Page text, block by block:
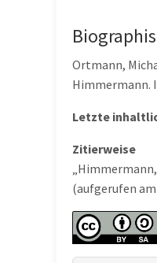
Ortmann,
Himmermann.
Letzte
Zitierweise
(aufgerufen am